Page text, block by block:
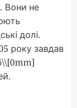
Вони не
долі.
року завдав